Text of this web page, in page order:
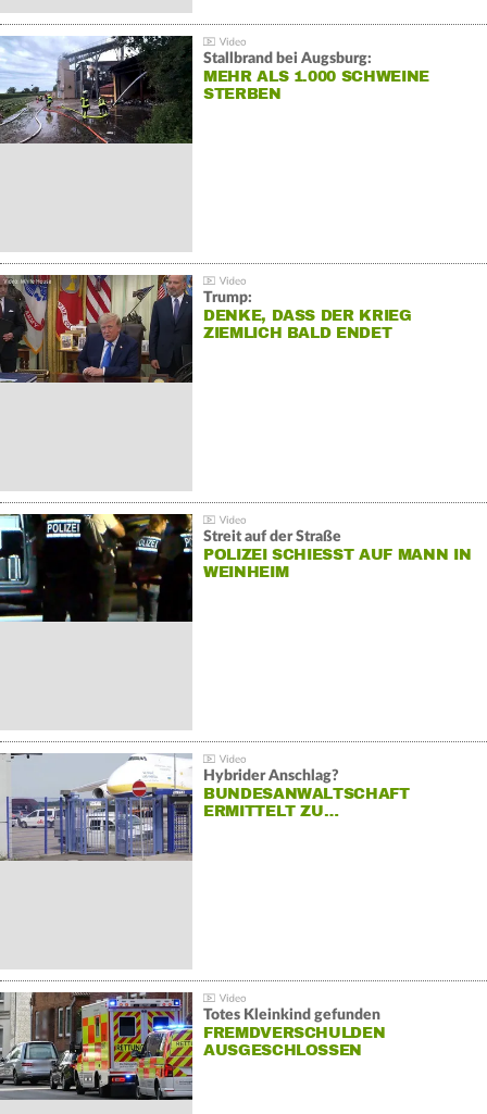
Stallbrand bei Augsburg:
MEHR ALS 1.000 SCHWEINE
STERBEN
Trump:
DENKE, DASS DER KRIEG
ZIEMLICH BALD ENDET
Streit auf der Straße
POLIZEI SCHIESST AUF MANN IN W
EINHEIM
Hybrider Anschlag?
BUNDESANWALTSCHAFT
ERMITTELT ZU…
Totes Kleinkind gefunden
FREMDVERSCHULDEN
AUSGESCHLOSSEN